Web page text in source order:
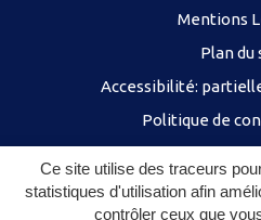
Ce site utilise des traceurs
statistiques d'utilisation afin
contrôler ceux que
Mentions
Plan du
Accessibilité:
Politique de